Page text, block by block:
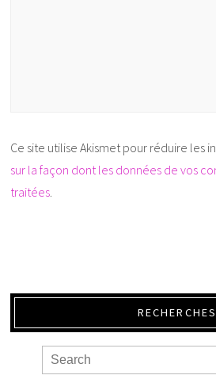
Ce site utilise Akismet pour réduire les
sur la façon dont les données de vos
traitées.
RECHERCHES